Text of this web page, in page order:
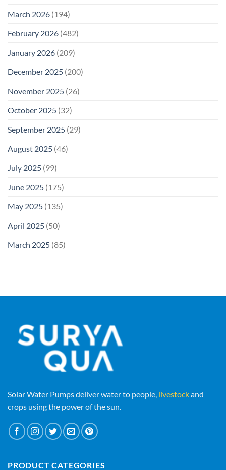
March 2026 (194)
February 2026 (482)
January 2026 (209)
December 2025 (200)
November 2025 (26)
October 2025 (32)
September 2025 (29)
August 2025 (46)
July 2025 (99)
June 2025 (175)
May 2025 (135)
April 2025 (50)
March 2025 (85)
Solar Water Pumps deliver water to people, livestockand
crops using the power of the sun.
PRODUCT CATEGORIES